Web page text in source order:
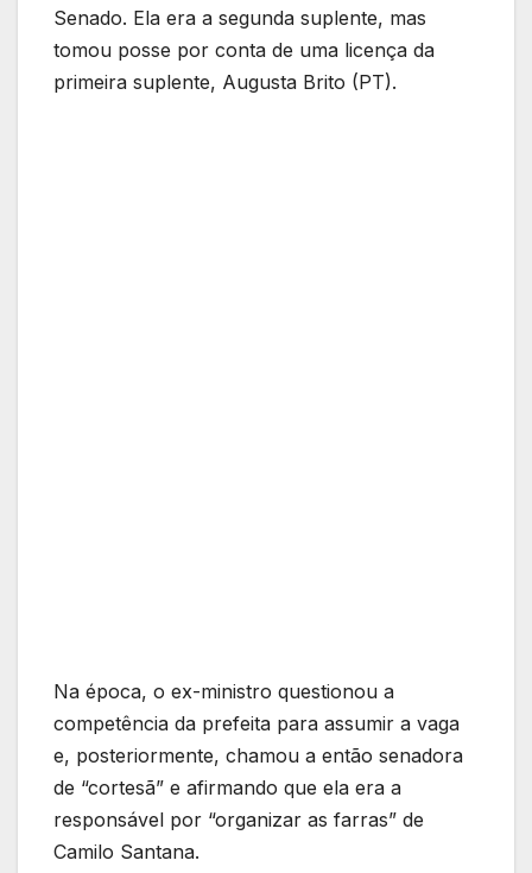
Senado. Ela era a segunda suplente, mas
tomou posse por conta de uma licença da
primeira suplente, Augusta Brito (PT).
Na época, o ex-ministro questionou a
competência da prefeita para assumir a vaga
e, posteriormente, chamou a então senadora
de “cortesã” e afirmando que ela era a
responsável por “organizar as farras” de
Camilo Santana.